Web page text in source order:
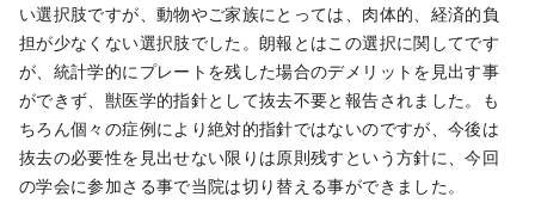
い選択肢ですが、動物やご家族にとっては、肉体的、経済的負
担が少なくない選択肢でした。朗報とはこの選択に関してです
が、統計学的にプレートを残した場合のデメリットを見出す事
ができず、獣医学的指針として抜去不要と報告されました。も
ちろん個々の症例により絶対的指針ではないのですが、今後は
抜去の必要性を見出せない限りは原則残すという方針に、今回
の学会に参加さる事で当院は切り替える事ができました。